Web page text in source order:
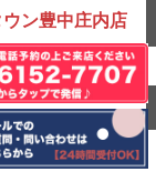
ン豊中庄内店
Reserved.